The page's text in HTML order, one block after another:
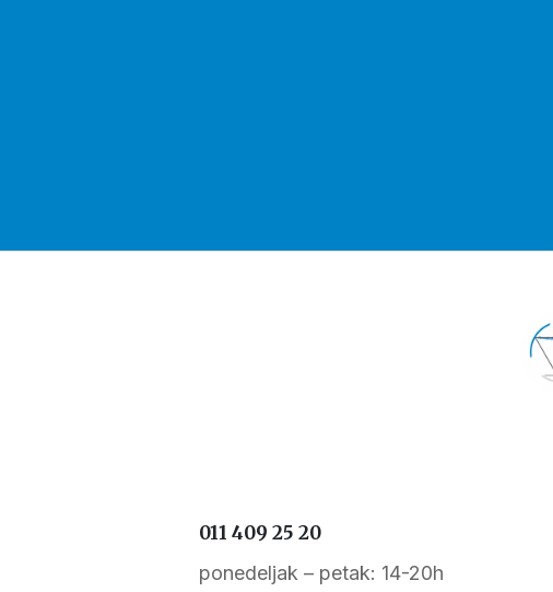
011 409 25 20
ponedeljak – petak: 14-20h